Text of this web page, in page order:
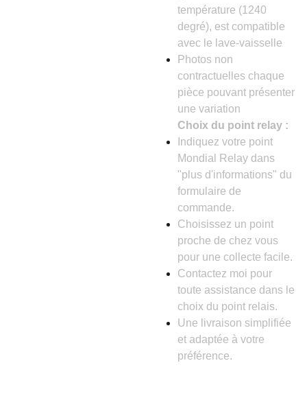
température (1240
degré), est compatible
avec le lave-vaisselle
Photos non
contractuelles chaque
pièce pouvant présenter
une variation
Choix du point relay :
Indiquez votre point
Mondial Relay dans
"plus d'informations" du
formulaire de
commande.
Choisissez un point
proche de chez vous
pour une collecte facile.
Contactez moi pour
toute assistance dans le
choix du point relais.
Une livraison simplifiée
et adaptée à votre
préférence.